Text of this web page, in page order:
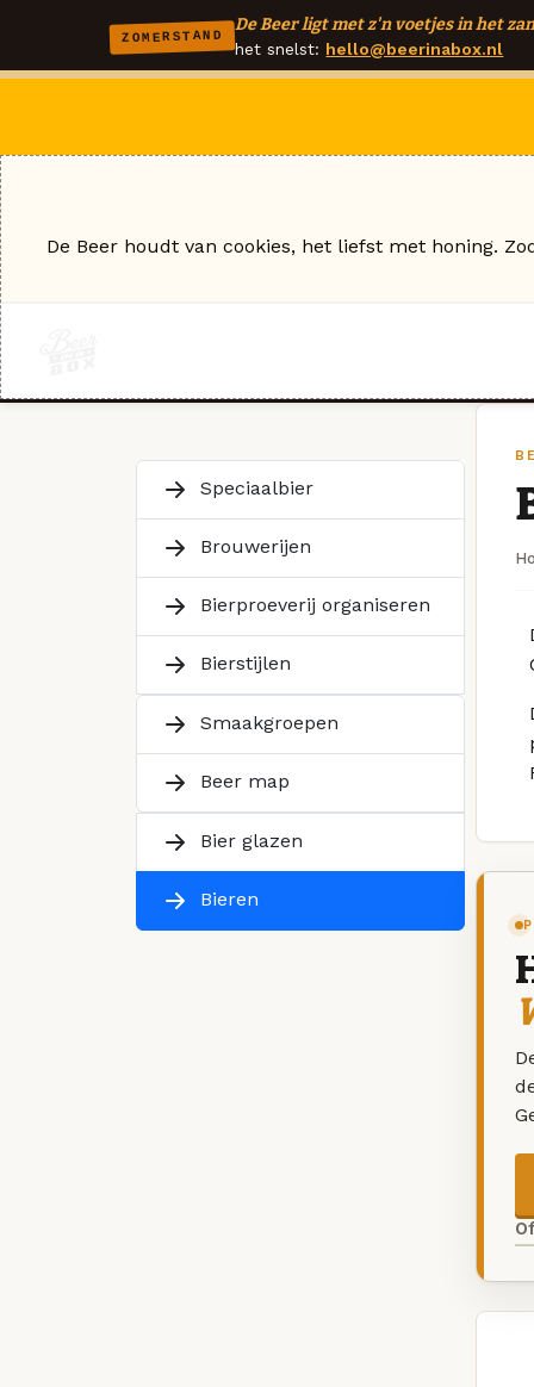
ZOMERSTAND
De Beer ligt met z'n voetjes in het
het snelst: hello@beerinabox.nl
Speciaalbier
Brouwerijen
Bierproeverij organiseren
Bierstijlen
Smaakgroepen
Beer map
Bier glazen
Bieren
De Beer houdt van cookies, het liefst met honing.